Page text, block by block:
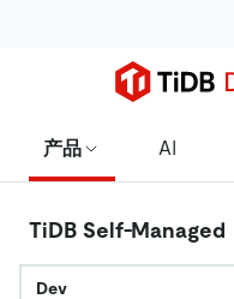
产品 AI
TiDB Self-Managed
Dev